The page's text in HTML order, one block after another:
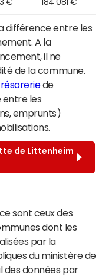
différence entre les
A la
il ne
de la commune.
de
entre les
emprunts)
de Littenheim
sont ceux des
dont les
par la
du ministère de
des données par